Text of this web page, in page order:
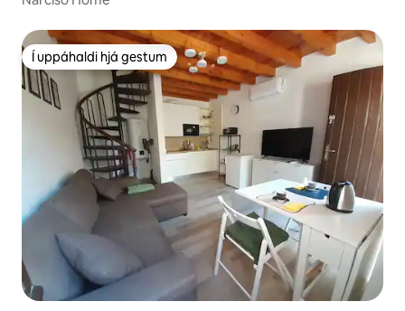
Í uppáhaldi hjá gestum
Í uppáhaldi hjá gestum